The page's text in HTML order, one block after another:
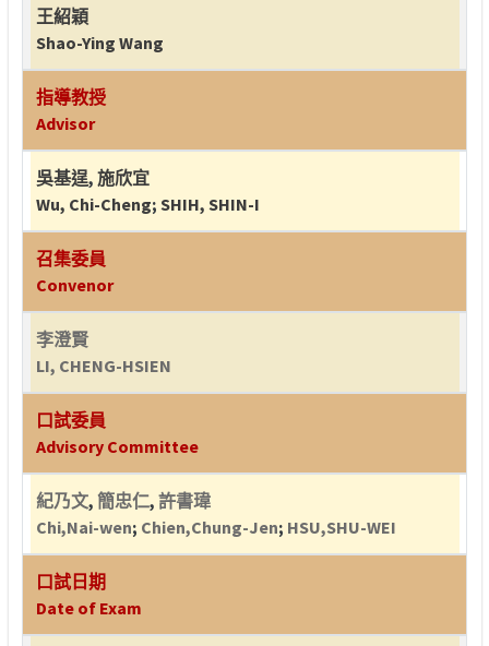
王紹穎
Shao-Ying Wang
指導教授
Advisor
吳基逞, 施欣宜
Wu, Chi-Cheng; SHIH, SHIN-I
召集委員
Convenor
李澄賢
LI, CHENG-HSIEN
口試委員
Advisory Committee
紀乃文, 簡忠仁, 許書瑋
Chi,Nai-wen; Chien,Chung-Jen; HSU,SHU-WEI
口試日期
Date of Exam